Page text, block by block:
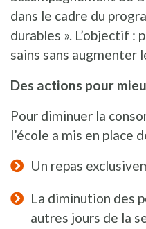
dans le cadre du
durables ». L’objectif :
sains sans augmenter
Des actions pour
Pour diminuer la
l’école a mis en place
Un repas
La diminution des
autres jours de la